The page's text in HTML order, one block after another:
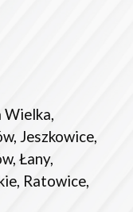
Wielka,
Jeszkowice,
Łany,
Ratowice,